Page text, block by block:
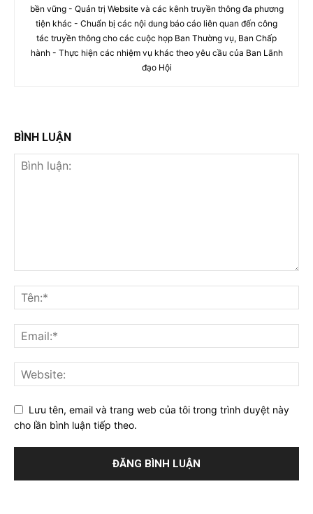
bền vững - Quản trị Website và các kênh truyền thông đa phương
tiện khác - Chuẩn bị các nội dung báo cáo liên quan đến công
tác truyền thông cho các cuộc họp Ban Thường vụ, Ban Chấp
hành - Thực hiện các nhiệm vụ khác theo yêu cầu của Ban Lãnh
đạo Hội
BÌNH LUẬN
Lưu tên, email và trang web của tôi trong trình duyệt này
cho lần bình luận tiếp theo.